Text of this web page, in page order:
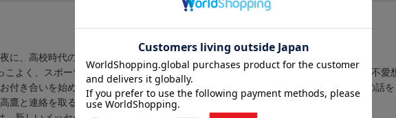
に、高校時代のある同級生の言葉を思い出す──。
よく、スポーツ万能。そんな彼と野球部でバッテリーを組むことになった千歳は、不愛
付き合いを始めたふたり。初恋人との交際は楽しく、浮かれる千歳だったが、進路の話
鷹と連絡を取ることもなくなり……。